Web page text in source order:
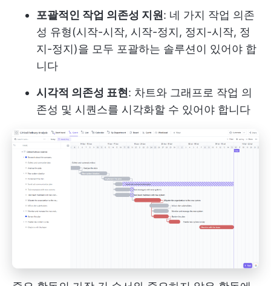
포괄적인 작업 의존성 지원 : 네 가지 작업 의존
성 유형(시작-시작, 시작-정지, 정지-시작, 정
지-정지)을 모두 포괄하는 솔루션이 있어야 합
니다
시각적 의존성 표현 : 차트와 그래프로 작업 의
존성 및 시퀀스를 시각화할 수 있어야 합니다